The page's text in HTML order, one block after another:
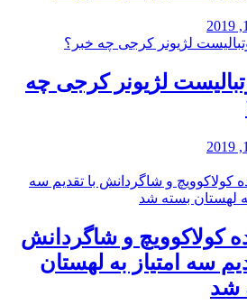
لژیونر کرجی چه
کولاکوویچ و شاگردانش
سه امتیاز به لهستان
شد